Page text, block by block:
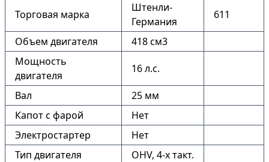
Торговая марка
Штенли-
Германия
611
Объем двигателя
418 см3
Мощность
двигателя
16 л.с.
Вал
25 мм
Капот с фарой
Нет
Электростартер
Нет
Тип двигателя
OHV, 4-x такт.